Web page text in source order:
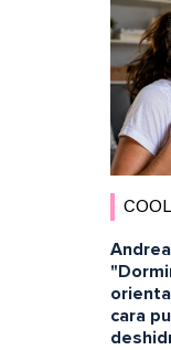
COOL
cara